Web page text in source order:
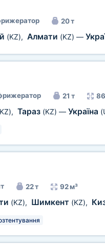
20 т
(KZ), Алмати (KZ) —
21 т
, Тараз (KZ) — Україна
22 т 92 м³
(KZ), Шимкент (KZ),